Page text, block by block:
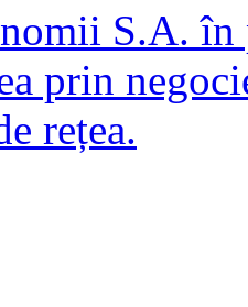
S.A.
prin
rețea.